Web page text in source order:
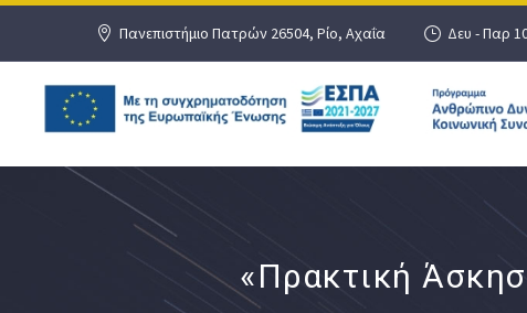
Πανεπιστήμιο Πατρών 26504, Ρίο, Αχαΐα Δευ - Παρ
«Πρακτική